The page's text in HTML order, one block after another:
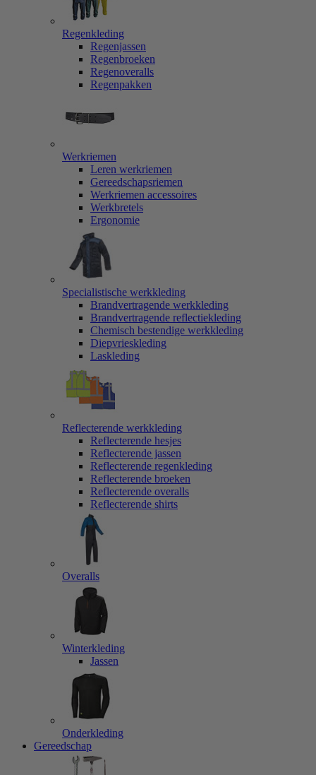
Regenkleding
Regenjassen
Regenbroeken
Regenoveralls
Regenpakken
Werkriemen
Leren werkriemen
Gereedschapsriemen
Werkriemen accessoires
Werkbretels
Ergonomie
Specialistische werkkleding
Brandvertragende werkkleding
Brandvertragende reflectiekleding
Chemisch bestendige werkkleding
Diepvrieskleding
Laskleding
Reflecterende werkkleding
Reflecterende hesjes
Reflecterende jassen
Reflecterende regenkleding
Reflecterende broeken
Reflecterende overalls
Reflecterende shirts
Overalls
Winterkleding
Jassen
Onderkleding
Gereedschap